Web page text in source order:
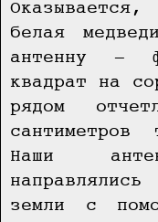
белая
антенну —
квадрат на
рядом
сантиметров
Наши
земли с